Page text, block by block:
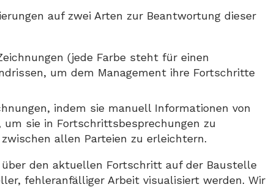
auf zwei Arten zur Beantwortung dieser
(jede Farbe steht für einen
um dem Management ihre Fortschritte
indem sie manuell Informationen von
sie in Fortschrittsbesprechungen zu
allen Parteien zu erleichtern.
den aktuellen Fortschritt auf der Baustelle
fehleranfälliger Arbeit visualisiert werden. Wir